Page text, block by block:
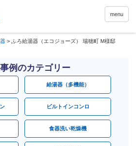
menu
> ふろ給湯器（エコジョーズ） 瑞穂町 M様邸
例のカテゴリー
給湯器（多機能）
ビルトインコンロ
食器洗い乾燥機